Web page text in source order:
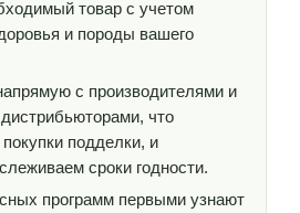
товар с учетом
и породы вашего
с производителями и
что
подделки, и
сроки годности.
программ первыми узнают